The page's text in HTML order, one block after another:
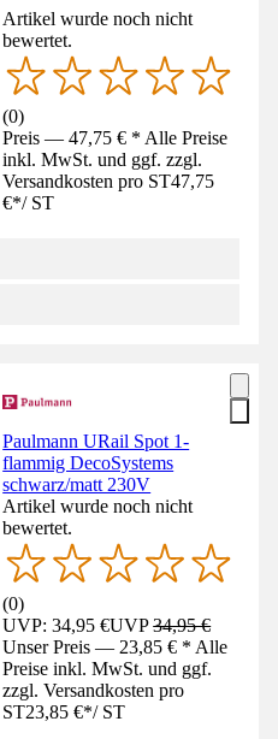
Artikel wurde noch nicht
bewertet.
(0)
Preis — 47,75 € * Alle Preise
inkl. MwSt. und ggf. zzgl.
Versandkosten pro ST47,75
€*/ ST
Paulmann URail Spot 1-
flammig DecoSystems
schwarz/matt 230V
Artikel wurde noch nicht
bewertet.
(0)
UVP: 34,95 €UVP34,95 €
Unser Preis — 23,85 € * Alle
Preise inkl. MwSt. und ggf.
zzgl. Versandkosten pro
ST23,85 €*/ ST